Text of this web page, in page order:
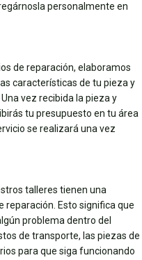
personalmente en
de reparación, elaboramos
características de tu pieza y
vez recibida la pieza y
tu presupuesto en tu área
se realizará una vez
talleres tienen una
reparación. Esto significa que
problema dentro del
de transporte, las piezas de
para que siga funcionando